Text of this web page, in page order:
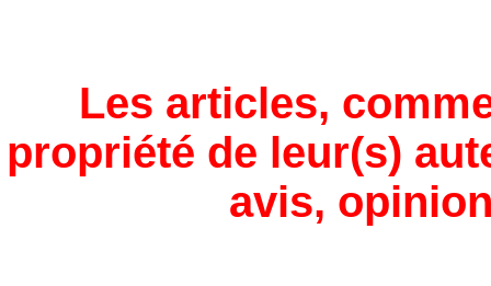
Les articles,
propriété de leur(s)
avis,